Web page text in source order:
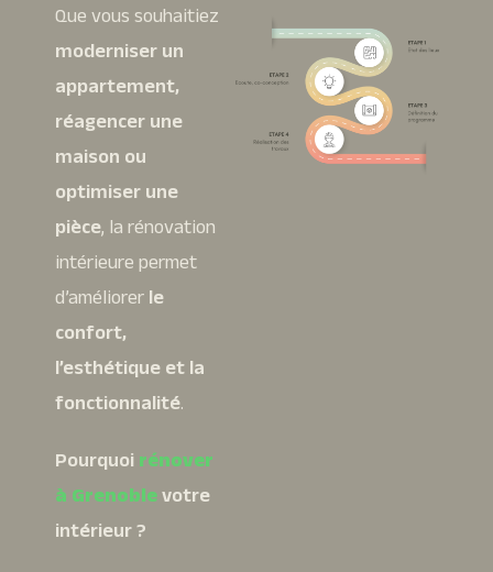
Que vous souhaitiez
moderniser un
appartement,
réagencer une
maison ou
optimiser une
pièce, la rénovation
intérieure permet
d’améliorerle
confort,
l’esthétique et la
fonctionnalité.
Pourquoi rénover
à Grenoblevotre
intérieur ?